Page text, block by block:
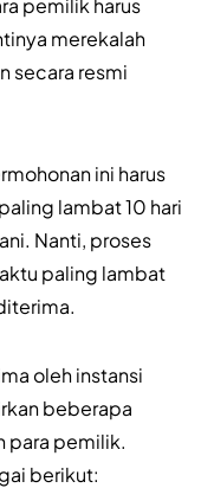
merekalah
secara resmi
ini harus
lambat 10 hari
Nanti, proses
paling lambat
oleh instansi
beberapa
para pemilik.
berikut: